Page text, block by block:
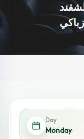
Day
Monday